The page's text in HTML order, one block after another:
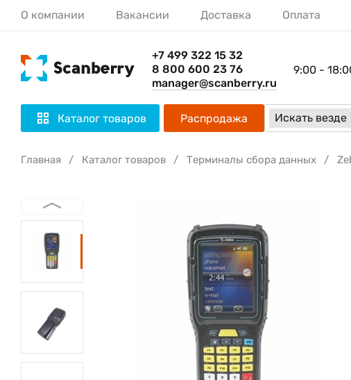
О компании Вакансии Доставка Оплата
+7 499 322 15 32
8 800 600 23 76
manager@scanberry.ru
9:00 -
Каталог товаров Распродажа Искать везде
Главная Каталог товаров Терминалы сбора данных